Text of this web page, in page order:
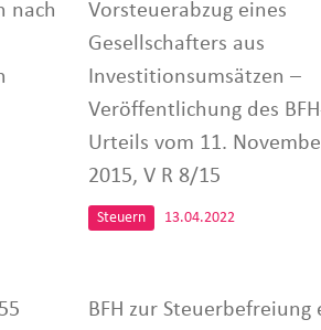
nach
Vorsteuerabzug eines
Gesellschafters aus
Investitionsumsätzen –
Veröffentlichung des
Urteils vom 11.
2015, V R 8/15
Steuern 13.04.2022
BFH zur Steuerbefreiung